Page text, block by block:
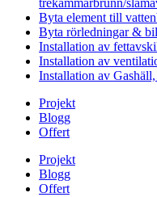
trekammarbrunn/
Byta element till
Byta rörledningar &
Installation av
Installation av
Installation av
Projekt
Blogg
Offert
Projekt
Blogg
Offert